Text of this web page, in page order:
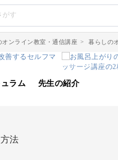
オンライン教室・通信講座 > 暮らしの
ラム 先生の紹介
法